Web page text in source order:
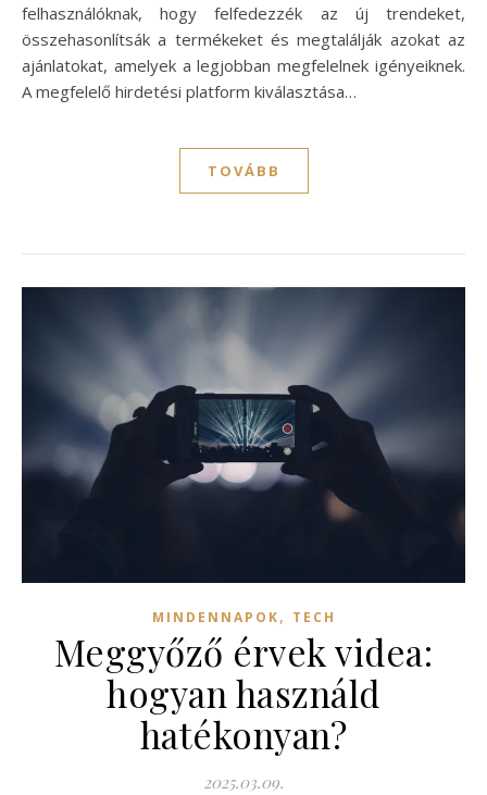
felhasználóknak, hogy felfedezzék az új trendeket,
összehasonlítsák a termékeket és megtalálják azokat az
ajánlatokat, amelyek a legjobban megfelelnek igényeiknek.
A megfelelő hirdetési platform kiválasztása…
TOVÁBB
MINDENNAPOK, TECH
Meggyőző érvek videa:
hogyan használd
hatékonyan?
2025.03.09.